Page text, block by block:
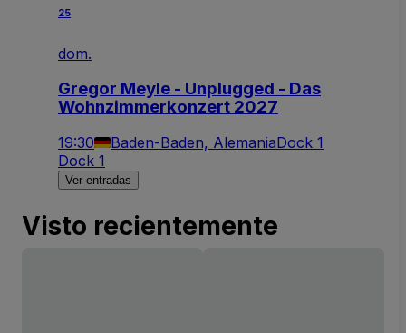
25
dom.
Gregor Meyle - Unplugged - Das
Wohnzimmerkonzert 2027
19:30 Baden-Baden, AlemaniaDock 1
Dock 1
Ver entradas
Visto recientemente